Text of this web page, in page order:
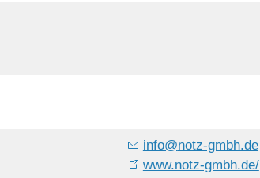
info@notz-gmbh.de
www.notz-gmbh.de/